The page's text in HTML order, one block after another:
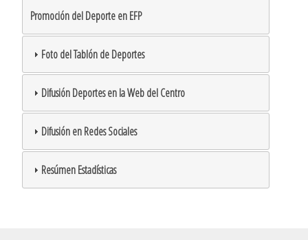
Promoción del Deporte en EFP
Foto del Tablón de Deportes
Difusión Deportes en la Web del Centro
Difusión en Redes Sociales
Resúmen Estadísticas